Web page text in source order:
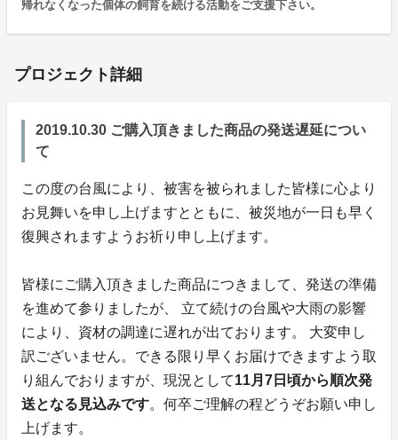
帰れなくなった個体の飼育を続ける活動をご支援下さい。
プロジェクト詳細
2019.10.30 ご購入頂きました商品の発送遅延につい
て
この度の台風により、被害を被られました皆様に心より
お見舞いを申し上げますとともに、被災地が一日も早く
復興されますようお祈り申し上げます。
皆様にご購入頂きました商品につきまして、発送の準備
を進めて参りましたが、 立て続けの台風や大雨の影響
により、資材の調達に遅れが出ております。 大変申し
訳ございません。できる限り早くお届けできますよう取
り組んでおりますが、現況として11月7日頃から順次発
送となる見込みです。何卒ご理解の程どうぞお願い申し
上げます。